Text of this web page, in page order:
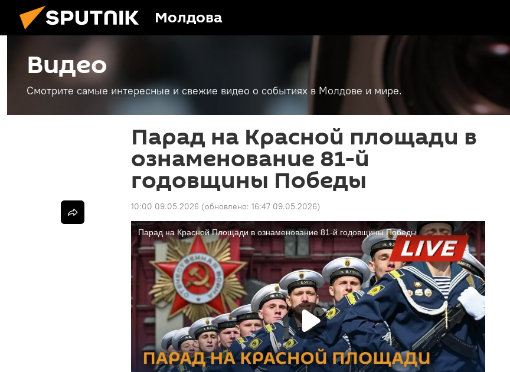
Молдова
Видео
Смотрите самые интересные и свежие видео о событиях в Молдове и мире.
Парад на Красной площади в
ознаменование 81-й
годовщины Победы
10:00 09.05.2026 (обновлено: 16:47 09.05.2026)